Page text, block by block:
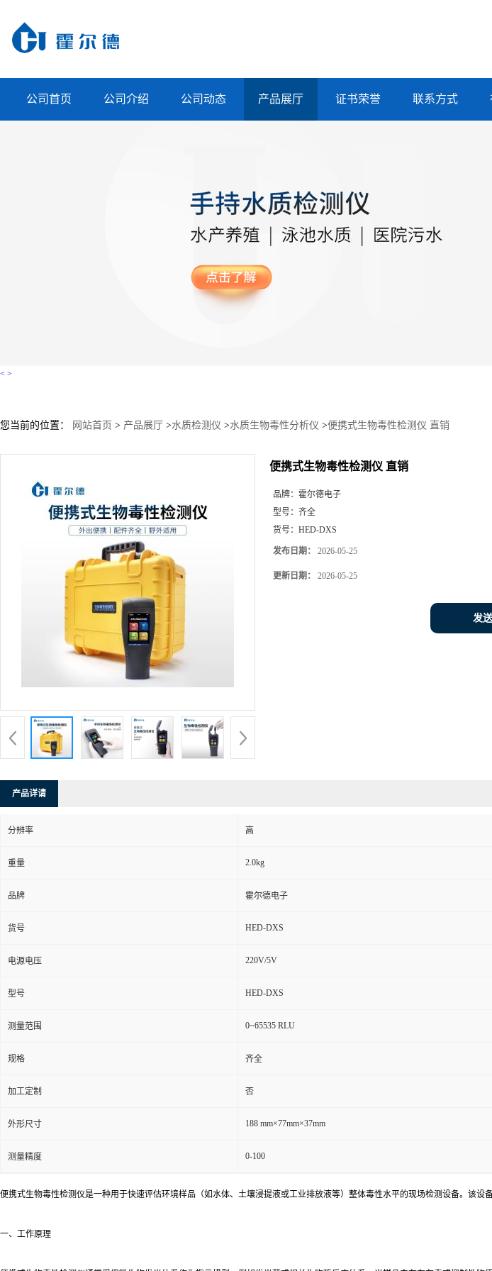
公司首页 公司介绍 公司动态 产品展厅 证书荣誉 联系方式
< >
您当前的位置： 网站首页 > 产品展厅 >水质检测仪 >水质生物毒性分析仪 >便携式生物毒性检测仪 直销
便携式生物毒性检测仪 直销
品牌： 霍尔德电子
型号： 齐全
货号： HED-DXS
发布日期： 2026-05-25
更新日期： 2026-05-25
发
产品详请
分辨率 高
重量 2.0kg
品牌 霍尔德电子
货号 HED-DXS
电源电压 220V/5V
型号 HED-DXS
测量范围 0~65535 RLU
规格 齐全
加工定制 否
外形尺寸 188 mm×77mm×37mm
测量精度 0-100
便携式生物毒性检测仪是一种用于快速评估环境样品（如水体、土壤浸提液或工业排放液等）整体毒性水平的现场检测设备。该
一、工作原理